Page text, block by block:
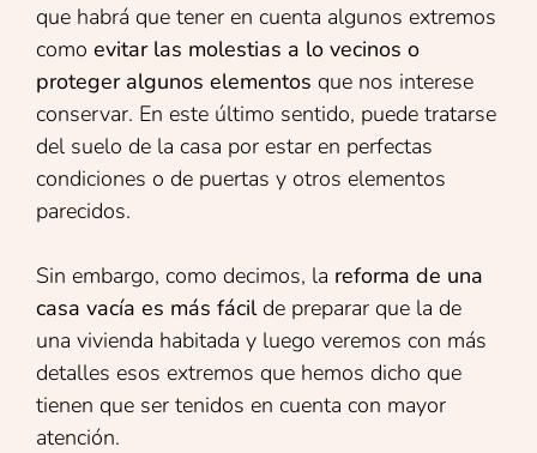
que habrá que tener en cuenta algunos extremos
como evitar las molestias a lo vecinos o
proteger algunos elementos que nos interese
conservar. En este último sentido, puede tratarse
del suelo de la casa por estar en perfectas
condiciones o de puertas y otros elementos
parecidos.
Sin embargo, como decimos, la reforma de una
casa vacía es más fácil de preparar que la de
una vivienda habitada y luego veremos con más
detalles esos extremos que hemos dicho que
tienen que ser tenidos en cuenta con mayor
atención.